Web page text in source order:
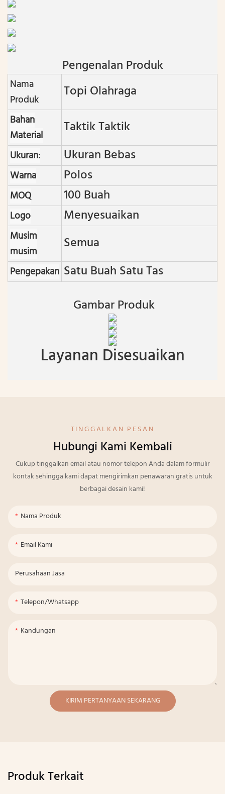
Pengenalan Produk
Nama
Produk
Topi Olahraga
Bahan
Material
Taktik Taktik
Ukuran: Ukuran Bebas
Warna Polos
MOQ 100 Buah
Logo Menyesuaikan
Musim
musim
Semua
Pengepakan Satu Buah Satu Tas
Gambar Produk
Layanan Disesuaikan
TINGGALKAN PESAN
Hubungi Kami Kembali
Cukup tinggalkan email atau nomor telepon Anda dalam formulir
kontak sehingga kami dapat mengirimkan penawaran gratis untuk
berbagai desain kami!
Nama Produk
Email Kami
Perusahaan Jasa
Telepon/whatsapp
Kandungan
KIRIM PERTANYAAN SEKARANG
Produk Terkait